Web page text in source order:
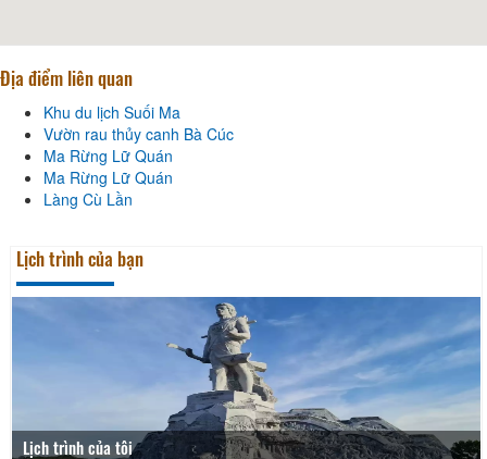
Địa điểm liên quan
Khu du lịch Suối Ma
Vườn rau thủy canh Bà Cúc
Ma Rừng Lữ Quán
Ma Rừng Lữ Quán
Làng Cù Lần
Lịch trình của bạn
Lịch trình của tôi